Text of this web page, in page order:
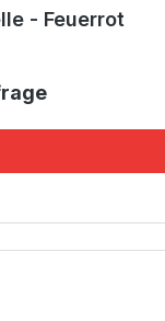
- Feuerrot